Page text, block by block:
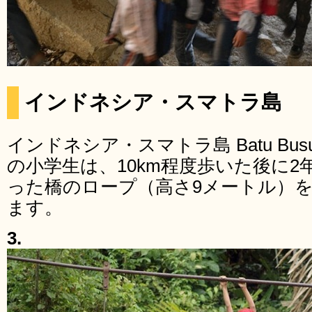
インドネシア・スマトラ島
インドネシア・スマトラ島 Batu
の小学生は、10km程度歩いた後に2
った橋のロープ（高さ9メートル）
ます。
3.